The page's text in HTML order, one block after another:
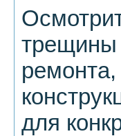
трещины
для